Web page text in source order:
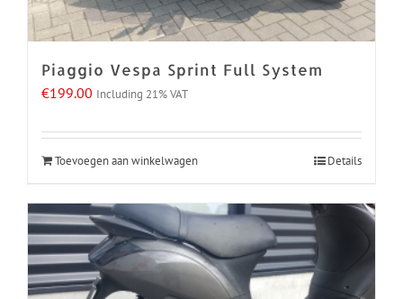
Piaggio Vespa Sprint Full System
€199.00 Including 21% VAT
Toevoegen aan winkelwagen Details